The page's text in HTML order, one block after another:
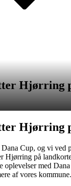
Hjørring
Hjørring
Cup, og vi ved
Hjørring på
oplevelser med
af vores kommune.